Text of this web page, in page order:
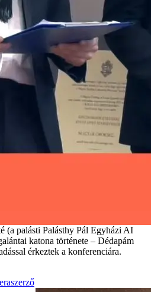
(a palásti Palásthy Pál Egyházi AI
katona története – Dédapám
érkeztek a konferenciára.